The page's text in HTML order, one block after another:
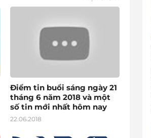
Điểm tin buổi sáng ngày 21
tháng 6 năm 2018 và một
số tin mới nhất hôm nay
22.06.2018